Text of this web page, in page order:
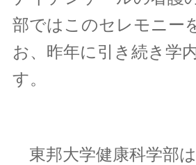
部ではこのセレモニー
お、昨年に引き続き学
す。
東邦大学健康科学部